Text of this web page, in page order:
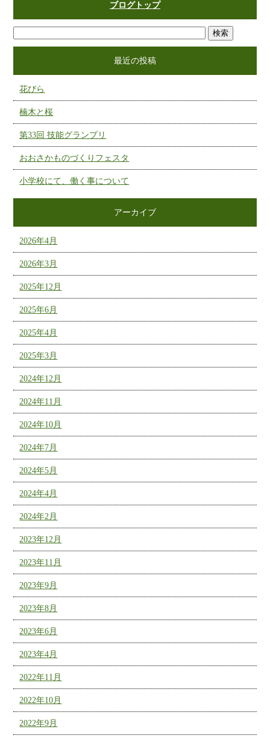
ブログトップ
最近の投稿
花びら
楠木と桜
第33回 技能グランプリ
おおさかものづくりフェスタ
小学校にて、働く事について
アーカイブ
2026年4月
2026年3月
2025年12月
2025年6月
2025年4月
2025年3月
2024年12月
2024年11月
2024年10月
2024年7月
2024年5月
2024年4月
2024年2月
2023年12月
2023年11月
2023年9月
2023年8月
2023年6月
2023年4月
2022年11月
2022年10月
2022年9月